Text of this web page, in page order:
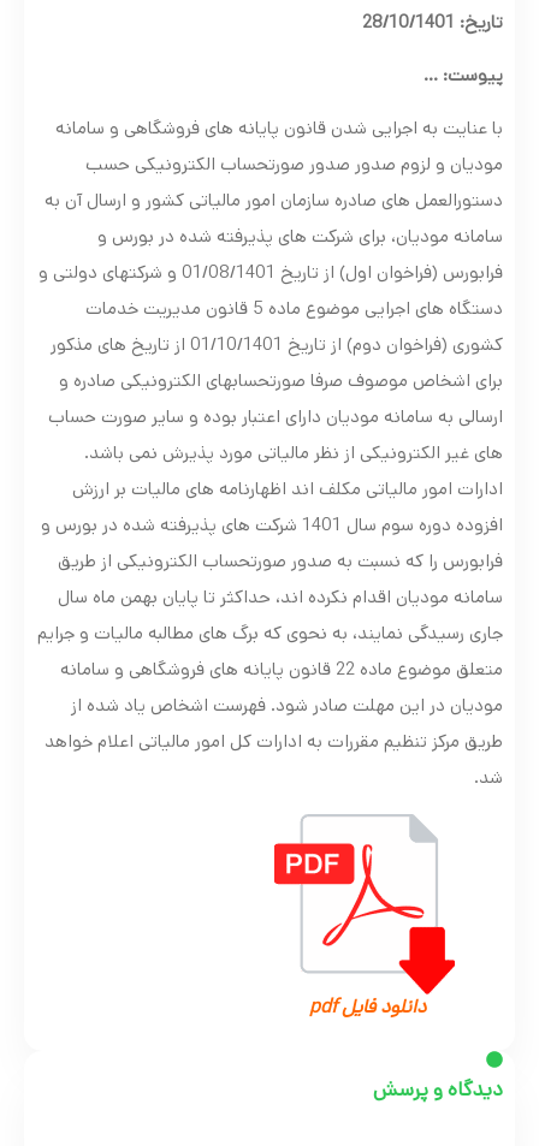
تاریخ: 28/10/1401
پیوست: …
با عنایت به اجرایی شدن قانون پایانه های فروشگاهی و سامانه
مودیان و لزوم صدور صدور صورتحساب الکترونیکی حسب
دستورالعمل های صادره سازمان امور مالیاتی کشور و ارسال آن به
سامانه مودیان، برای شرکت های پذیرفته شده در بورس و
فرابورس (فراخوان اول) از تاریخ 01/08/1401 و شرکتهای دولتی و
دستگاه های اجرایی موضوع ماده 5 قانون مدیریت خدمات
کشوری (فراخوان دوم) از تاریخ 01/10/1401 از تاریخ های مذکور
برای اشخاص موصوف صرفا صورتحسابهای الکترونیکی صادره و
ارسالی به سامانه مودیان دارای اعتبار بوده و سایر صورت حساب
های غیر الکترونیکی از نظر مالیاتی مورد پذیرش نمی باشد.
ادارات امور مالیاتی مکلف اند اظهارنامه های مالیات بر ارزش
افزوده دوره سوم سال 1401 شرکت های پذیرفته شده در بورس و
فرابورس را که نسبت به صدور صورتحساب الکترونیکی از طریق
سامانه مودیان اقدام نکرده اند، حداکثر تا پایان بهمن ماه سال
جاری رسیدگی نمایند، به نحوی که برگ های مطالبه مالیات و جرایم
متعلق موضوع ماده 22 قانون پایانه های فروشگاهی و سامانه
مودیان در این مهلت صادر شود. فهرست اشخاص یاد شده از
طریق مرکز تنظیم مقررات به ادارات کل امور مالیاتی اعلام خواهد
شد.
دانلود فایل pdf
دیدگاه و پرسش